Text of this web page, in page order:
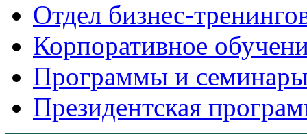
Отдел бизнес-
Корпоративное
Программы и
Президентская